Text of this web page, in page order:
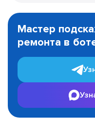
1
Мастер
ремонта в